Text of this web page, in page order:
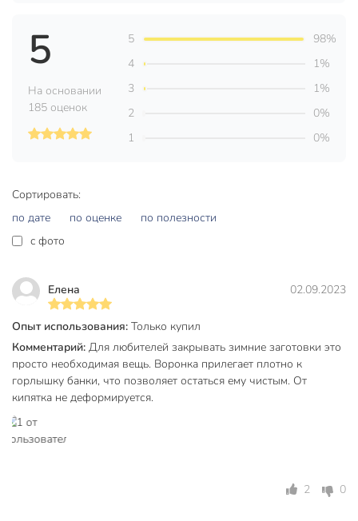
Сортировать:
по дате
по оценке
по полезности
c фото
Елена 02.09.2023
Опыт использования: Только купил
Комментарий: Для любителей закрывать зимние заготовки это
просто необходимая вещь. Воронка прилегает плотно к
горлышку банки, что позволяет остаться ему чистым. От
кипятка не деформируется.
2 0
5
На основании
185 оценок
5
98%
4
1%
3
1%
2
0%
1
0%